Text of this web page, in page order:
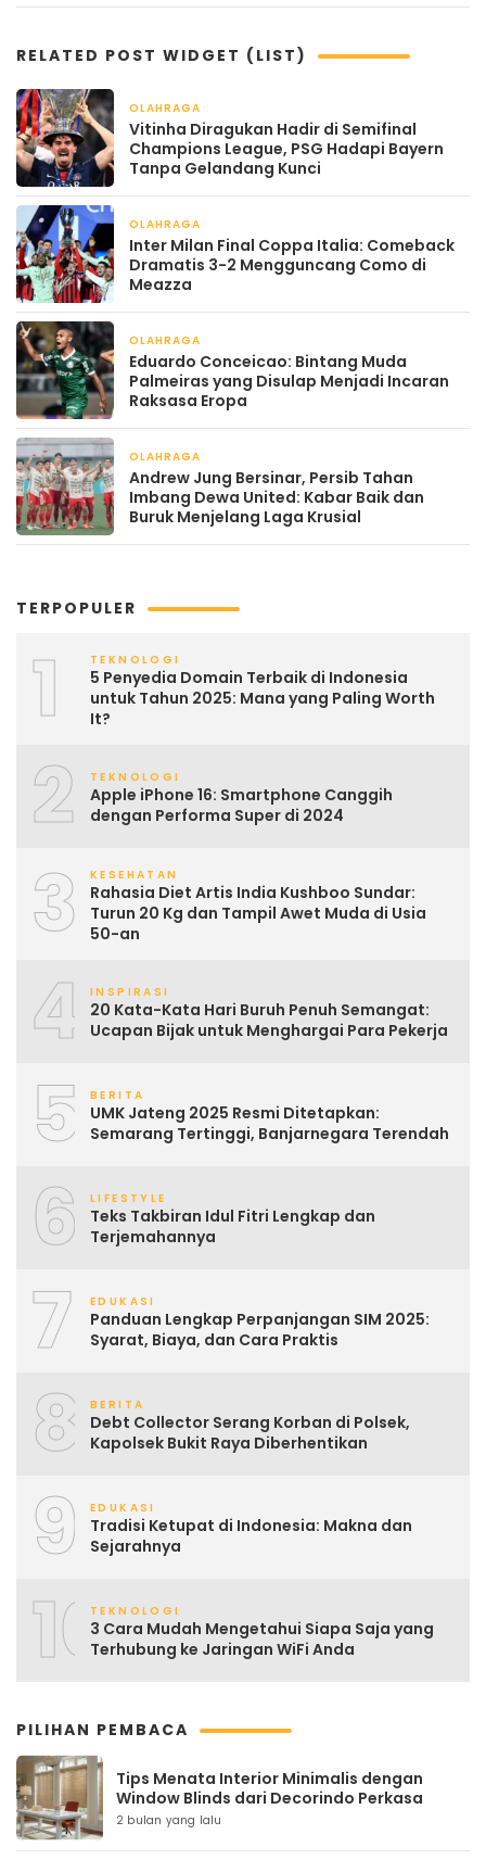
RELATED POST WIDGET (LIST)
OLAHRAGA
Vitinha Diragukan Hadir di Semifinal
Champions League, PSG Hadapi Bayern
Tanpa Gelandang Kunci
OLAHRAGA
Inter Milan Final Coppa Italia: Comeback
Dramatis 3-2 Mengguncang Como di
Meazza
OLAHRAGA
Eduardo Conceicao: Bintang Muda
Palmeiras yang Disulap Menjadi Incaran
Raksasa Eropa
OLAHRAGA
Andrew Jung Bersinar, Persib Tahan
Imbang Dewa United: Kabar Baik dan
Buruk Menjelang Laga Krusial
TERPOPULER
1 TEKNOLOGI
5 Penyedia Domain Terbaik di Indonesia
untuk Tahun 2025: Mana yang Paling Worth
It?
2 TEKNOLOGI
Apple iPhone 16: Smartphone Canggih
dengan Performa Super di 2024
3 KESEHATAN
Rahasia Diet Artis India Kushboo Sundar:
Turun 20 Kg dan Tampil Awet Muda di Usia
50-an
4 INSPIRASI
20 Kata-Kata Hari Buruh Penuh Semangat:
Ucapan Bijak untuk Menghargai Para Pekerja
5 BERITA
UMK Jateng 2025 Resmi Ditetapkan:
Semarang Tertinggi, Banjarnegara Terendah
6 LIFESTYLE
Teks Takbiran Idul Fitri Lengkap dan
Terjemahannya
7 EDUKASI
Panduan Lengkap Perpanjangan SIM 2025:
Syarat, Biaya, dan Cara Praktis
8 BERITA
Debt Collector Serang Korban di Polsek,
Kapolsek Bukit Raya Diberhentikan
9 EDUKASI
Tradisi Ketupat di Indonesia: Makna dan
Sejarahnya
10TEKNOLOGI
3 Cara Mudah Mengetahui Siapa Saja yang
Terhubung ke Jaringan WiFi Anda
PILIHAN PEMBACA
Tips Menata Interior Minimalis dengan
Window Blinds dari Decorindo Perkasa
2 bulan yang lalu